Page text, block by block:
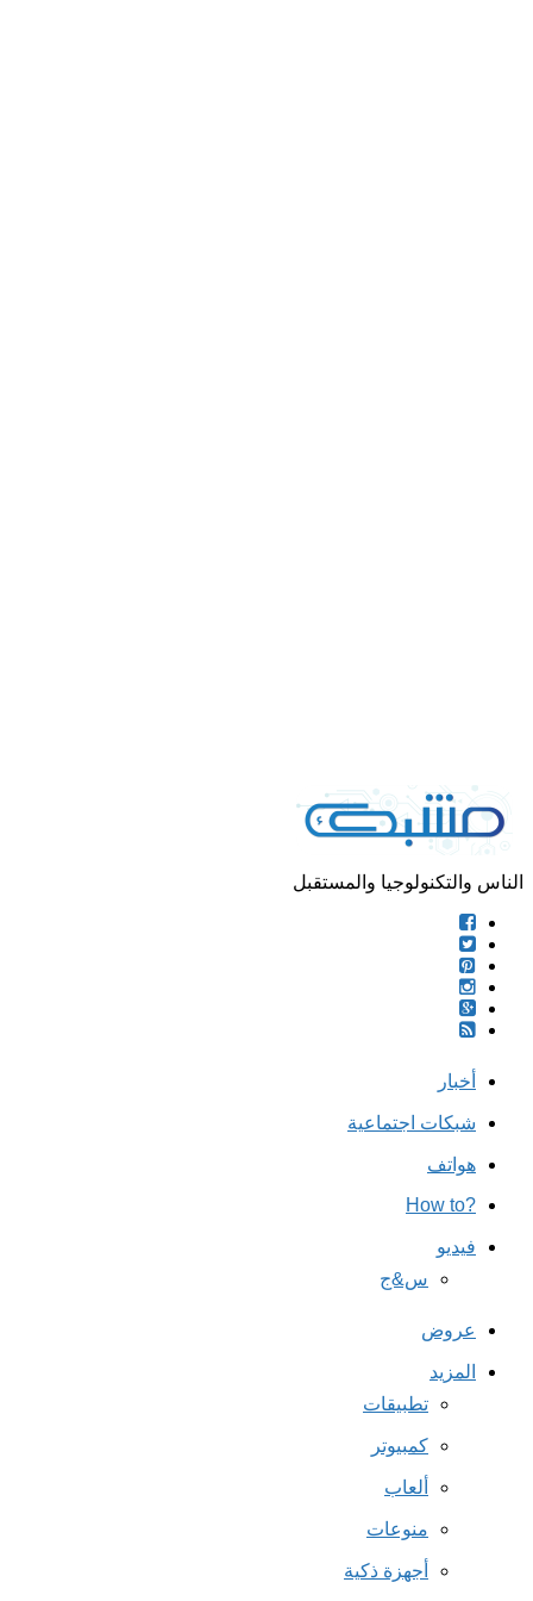
الناس والتكنولوجيا والمستقبل
أخبار
شبكات اجتماعية
هواتف
?How to
فيديو
س&ج
عروض
المزيد
تطبيقات
كمبيوتر
ألعاب
منوعات
أجهزة ذكية